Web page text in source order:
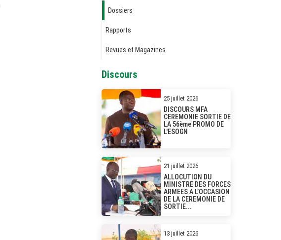
Dossiers
Rapports
Revues et Magazines
Discours
25 juillet 2026
DISCOURS MFA
CEREMONIE SORTIE DE
LA 56ème PROMO DE
L'ESOGN
21 juillet 2026
ALLOCUTION DU
MINISTRE DES FORCES
ARMEES A L’OCCASION
DE LA CEREMONIE DE
SORTIE...
13 juillet 2026